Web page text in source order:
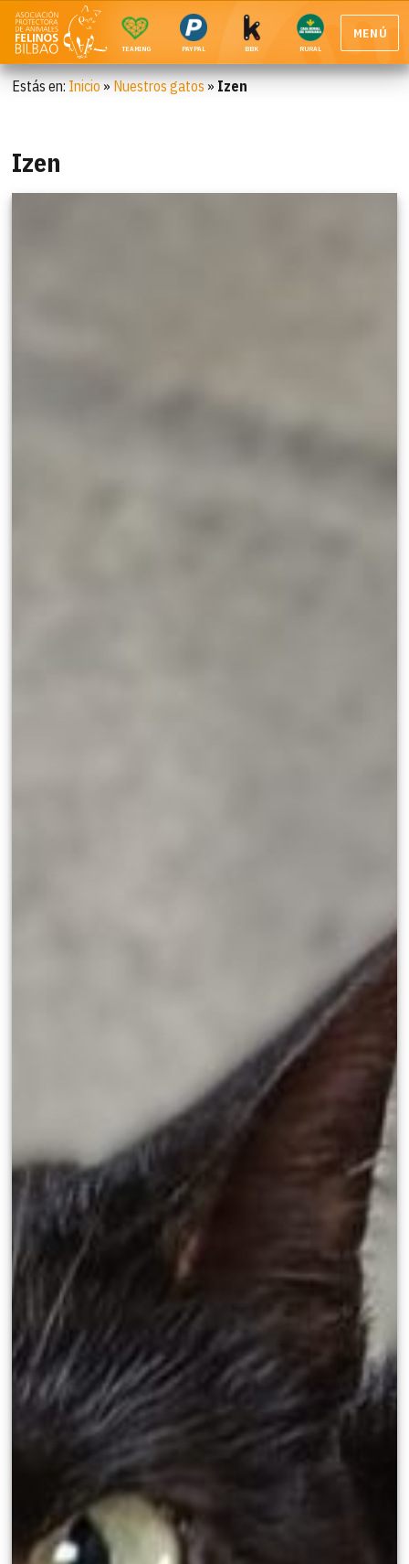
TEAMING PAYPAL BBK RURAL
MENÚ
Estás en: Inicio » Nuestros gatos » Izen
Izen